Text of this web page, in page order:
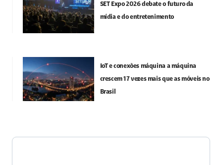
SET Expo 2026 debate o futuro da
mídia e do entretenimento
IoT e conexões máquina a máquina
crescem 17 vezes mais que as móveis no
Brasil